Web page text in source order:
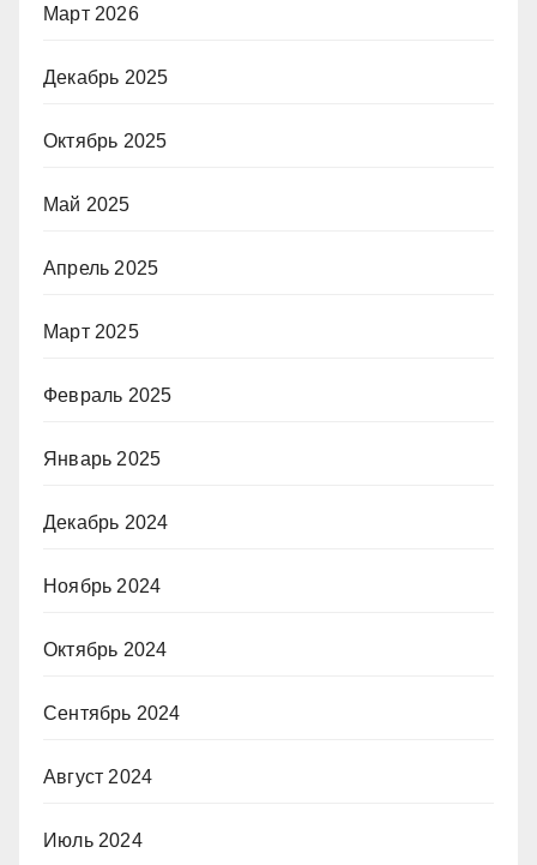
Март 2026
Декабрь 2025
Октябрь 2025
Май 2025
Апрель 2025
Март 2025
Февраль 2025
Январь 2025
Декабрь 2024
Ноябрь 2024
Октябрь 2024
Сентябрь 2024
Август 2024
Июль 2024